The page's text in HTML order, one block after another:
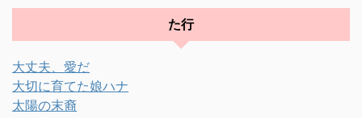
た行
大丈夫、愛だ
大切に育てた娘ハナ
太陽の末裔